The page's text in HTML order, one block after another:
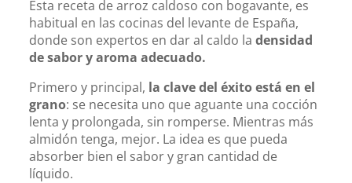
Esta receta de arroz caldoso con bogavante, es
habitual en las cocinas del levante de España,
donde son expertos en dar al caldo ladensidad
de sabor y aroma adecuado.
Primero y principal, la clave del éxito está en el
grano: se necesita uno que aguante una cocción
lenta y prolongada, sin romperse. Mientras más
almidón tenga, mejor. La idea es que pueda
absorber bien el sabor y gran cantidad de
líquido.